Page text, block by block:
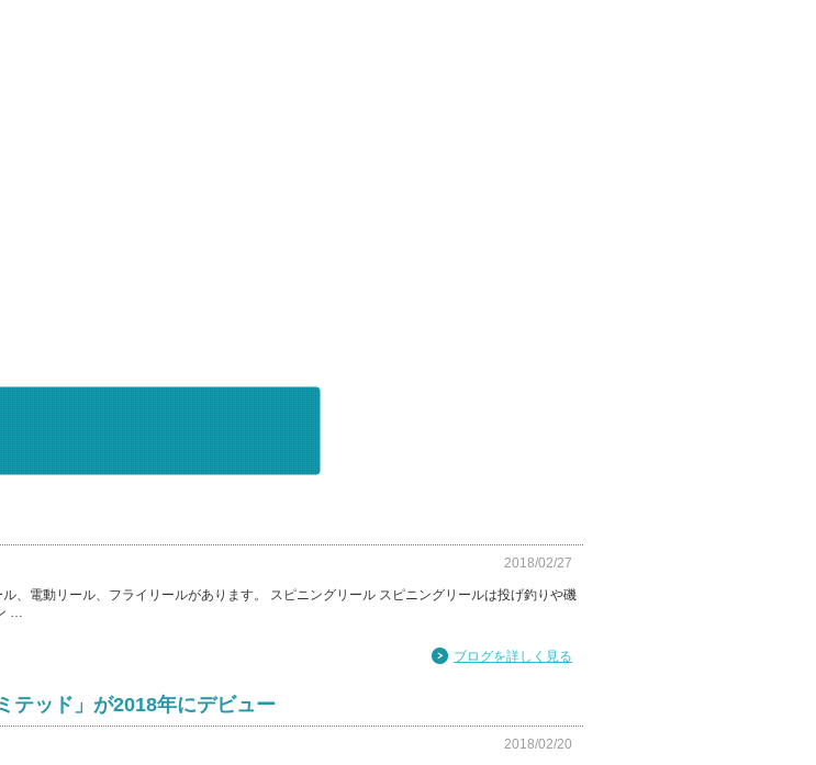
2018/02/27
、電動リール、フライリールがあります。 スピニングリール スピニングリールは投げ釣りや磯
…
ブログを詳しく見る
テッド」が2018年にデビュー
2018/02/20